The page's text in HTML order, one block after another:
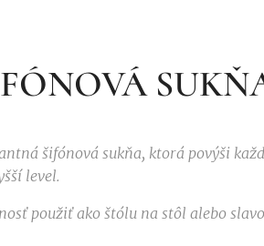
šifónová sukňa, ktorá povýši
level.
použiť ako štólu na stôl alebo